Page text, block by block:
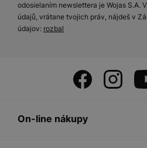
odosielaním newslettera je Wojas S.A.
údajů, vrátane tvojich práv, nájdeš v
údajov: rozbal
On-line nákupy